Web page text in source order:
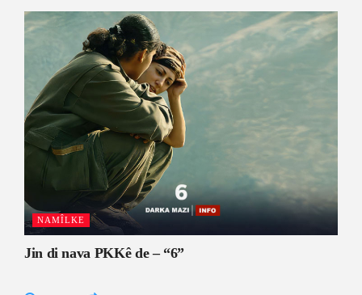
NAMÎLKE
Jin di nava PKKê de – “6”